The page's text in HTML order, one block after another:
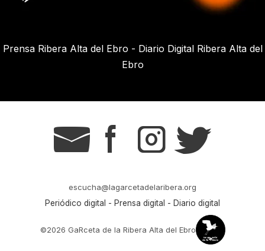
Prensa Ribera Alta del Ebro - Diario Digital Ribera Alta del
Ebro
g s t r
escucha@lagarcetadelaribera.org
Periódico digital - Prensa digital - Diario digital
©2026 GaRceta de la Ribera Alta del Ebro